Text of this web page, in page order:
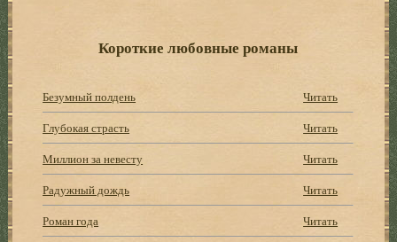
Короткие любовные романы
Безумный полдень
Читать
Глубокая страсть
Читать
Миллион за невесту
Читать
Радужный дождь
Читать
Роман года
Читать